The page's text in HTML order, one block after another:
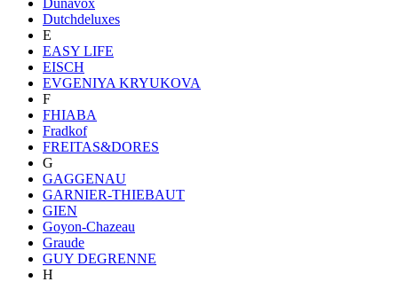
Dutchdeluxes
E
EASY LIFE
EISCH
EVGENIYA KRYUKOVA
F
FHIABA
Fradkof
FREITAS&DORES
G
GAGGENAU
GARNIER-THIEBAUT
GIEN
Goyon-Chazeau
Graude
GUY DEGRENNE
H